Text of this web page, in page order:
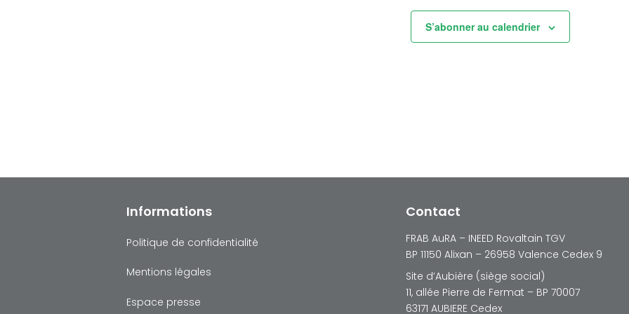
S’abonner au calendrier
Informations
Politique de confidentialité
Mentions légales
Espace presse
Contact
FRAB AuRA – INEED Rovaltain TGV
BP 11150 Alixan – 26958 Valence Cedex 9
Site d’Aubière (siège social)
11, allée Pierre de Fermat – BP 70007
63171 AUBIERE Cedex